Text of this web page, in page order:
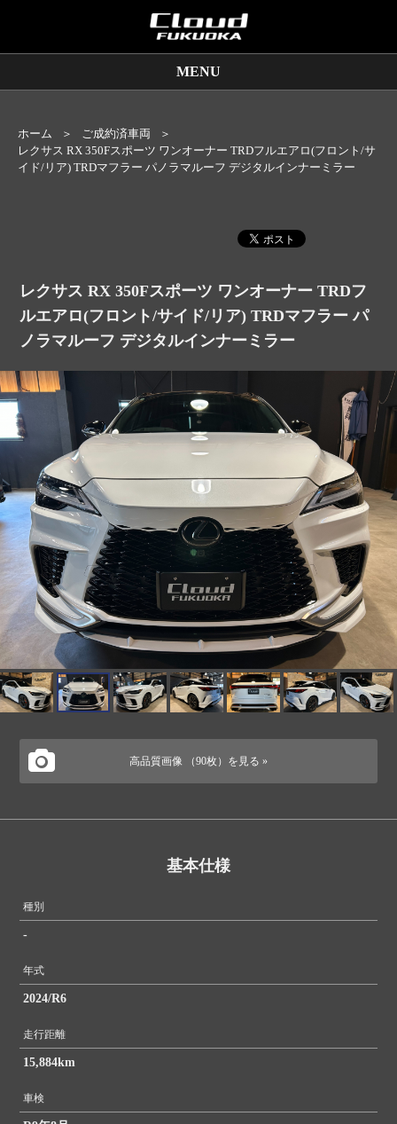
MENU
保証サービス
ホーム
ご成約済車両
レクサス RX 350Fスポーツ ワンオーナー TRDフルエアロ(フロント/サ
イド/リア) TRDマフラー パノラマルーフ デジタルインナーミラー
レクサス RX 350Fスポーツ ワンオーナー TRDフ
ルエアロ(フロント/サイド/リア) TRDマフラー パ
ノラマルーフ デジタルインナーミラー
高品質画像 （90枚）を見る »
基本仕様
種別
-
年式
2024/R6
走行距離
15,884km
車検